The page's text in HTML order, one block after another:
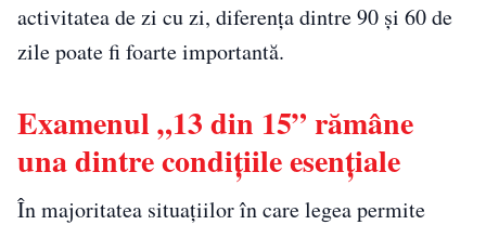
activitatea de zi cu zi, diferența dintre 90 și 60 de
zile poate fi foarte importantă.
Examenul „13 din 15” rămâne
una dintre condițiile esențiale
În majoritatea situațiilor în care legea permite